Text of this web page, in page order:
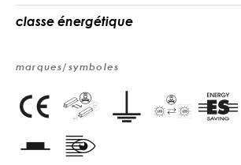
classe énergétique
marques/symboles